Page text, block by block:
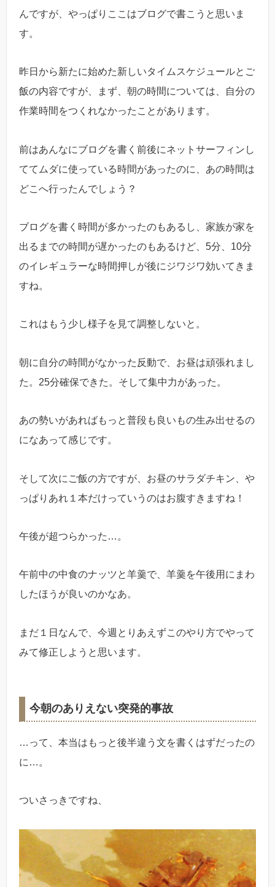
んですが、やっぱりここはブログで書こうと思いま
す。
昨日から新たに始めた新しいタイムスケジュールとご
飯の内容ですが、まず、朝の時間については、自分の
作業時間をつくれなかったことがあります。
前はあんなにブログを書く前後にネットサーフィンし
ててムダに使っている時間があったのに、あの時間は
どこへ行ったんでしょう？
ブログを書く時間が多かったのもあるし、家族が家を
出るまでの時間が遅かったのもあるけど、5分、10分
のイレギュラーな時間押しが後にジワジワ効いてきま
すね。
これはもう少し様子を見て調整しないと。
朝に自分の時間がなかった反動で、お昼は頑張れまし
た。25分確保できた。そして集中力があった。
あの勢いがあればもっと普段も良いもの生み出せるの
になあって感じです。
そして次にご飯の方ですが、お昼のサラダチキン、や
っぱりあれ１本だけっていうのはお腹すきますね！
午後が超つらかった…。
午前中の中食のナッツと羊羹で、羊羹を午後用にまわ
したほうが良いのかなあ。
まだ１日なんで、今週とりあえずこのやり方でやって
みて修正しようと思います。
今朝のありえない突発的事故
…って、本当はもっと後半違う文を書くはずだったの
に…。
ついさっきですね、